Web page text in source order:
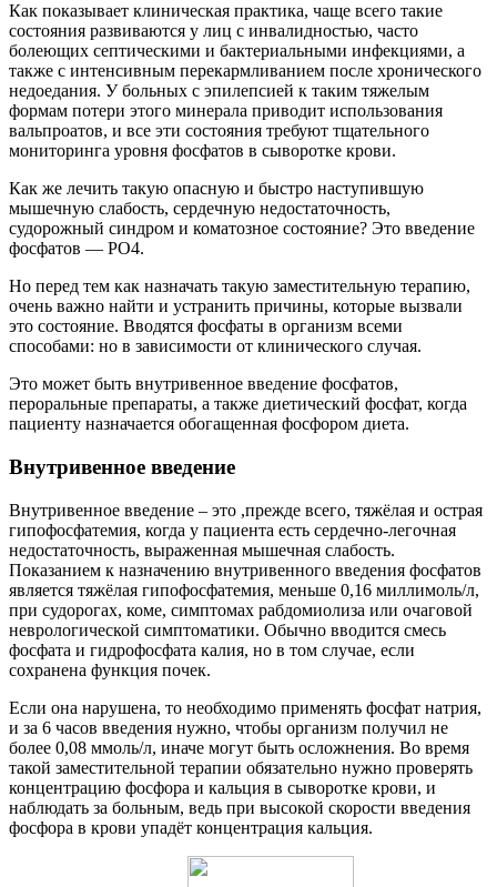
Как показывает клиническая практика, чаще всего такие
состояния развиваются у лиц с инвалидностью, часто
болеющих септическими и бактериальными инфекциями, а
также с интенсивным перекармливанием после хронического
недоедания. У больных с эпилепсией к таким тяжелым
формам потери этого минерала приводит использования
вальпроатов, и все эти состояния требуют тщательного
мониторинга уровня фосфатов в сыворотке крови.
Как же лечить такую опасную и быстро наступившую
мышечную слабость, сердечную недостаточность,
судорожный синдром и коматозное состояние? Это введение
фосфатов — РО4.
Но перед тем как назначать такую заместительную терапию,
очень важно найти и устранить причины, которые вызвали
это состояние. Вводятся фосфаты в организм всеми
способами: но в зависимости от клинического случая.
Это может быть внутривенное введение фосфатов,
пероральные препараты, а также диетический фосфат, когда
пациенту назначается обогащенная фосфором диета.
Внутривенное введение
Внутривенное введение – это ,прежде всего, тяжёлая и острая
гипофосфатемия, когда у пациента есть сердечно-легочная
недостаточность, выраженная мышечная слабость.
Показанием к назначению внутривенного введения фосфатов
является тяжёлая гипофосфатемия, меньше 0,16 миллимоль/л,
при судорогах, коме, симптомах рабдомиолиза или очаговой
неврологической симптоматики. Обычно вводится смесь
фосфата и гидрофосфата калия, но в том случае, если
сохранена функция почек.
Если она нарушена, то необходимо применять фосфат натрия,
и за 6 часов введения нужно, чтобы организм получил не
более 0,08 ммоль/л, иначе могут быть осложнения. Во время
такой заместительной терапии обязательно нужно проверять
концентрацию фосфора и кальция в сыворотке крови, и
наблюдать за больным, ведь при высокой скорости введения
фосфора в крови упадёт концентрация кальция.